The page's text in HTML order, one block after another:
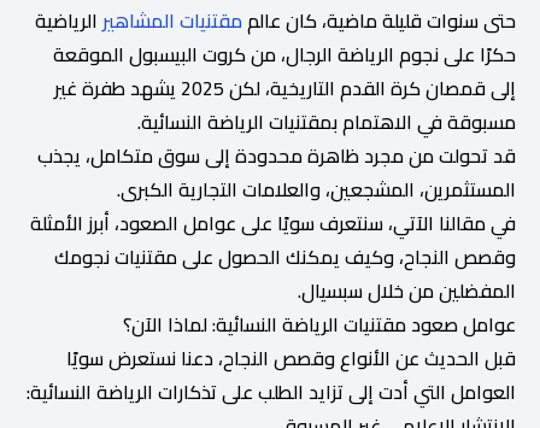
حتى سنوات قليلة ماضية، كان عالممقتنيات المشاهيرالرياضية
حكرًا على نجوم الرياضة الرجال، من كروت البيسبول الموقعة
إلى قمصان كرة القدم التاريخية، لكن 2025 يشهد طفرة غير
مسبوقة في الاهتمام بمقتنيات الرياضة النسائية.
قد تحولت من مجرد ظاهرة محدودة إلى سوق متكامل، يجذب
المستثمرين، المشجعين، والعلامات التجارية الكبرى.
في مقالنا الآتي، سنتعرف سويًا على عوامل الصعود، أبرز الأمثلة
وقصص النجاح، وكيف يمكنك الحصول على مقتنيات نجومك
المفضلين من خلال سبسيال.
عوامل صعود مقتنيات الرياضة النسائية: لماذا الآن؟
قبل الحديث عن الأنواع وقصص النجاح، دعنا نستعرض سويًا
العوامل التي أدت إلى تزايد الطلب على تذكارات الرياضة النسائية: